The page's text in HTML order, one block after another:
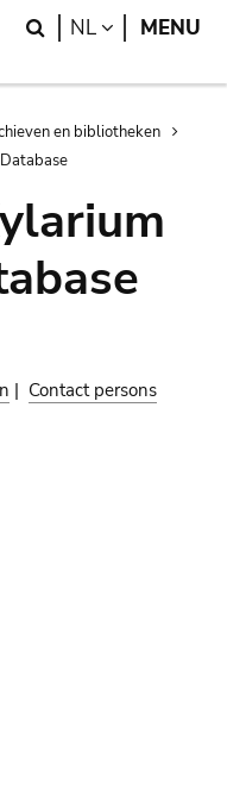
Search
NL LANGUAGE
MENU
en bibliotheken
| Contact persons